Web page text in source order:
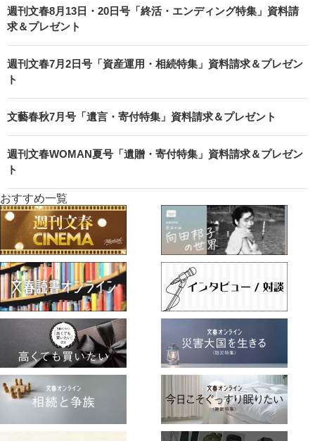
週刊文春8月13日・20日号「終活・エンディング特集」資料請
求＆プレゼント
週刊文春7月2日号「資産運用・相続特集」資料請求＆プレゼン
ト
文藝春秋7月号「遺言・寄付特集」資料請求＆プレゼント
週刊文春WOMAN夏号「遺贈・寄付特集」資料請求＆プレゼン
ト
おすすめ一覧